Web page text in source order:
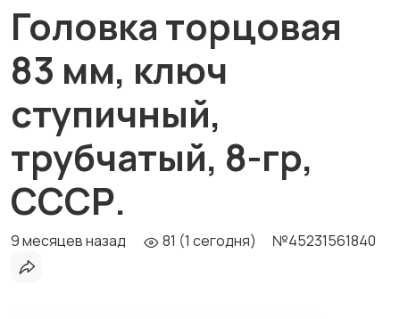
Головка торцовая
83 мм, ключ
ступичный,
трубчатый, 8-гр,
СССР.
9 месяцев назад 81 (1 сегодня) №45231561840